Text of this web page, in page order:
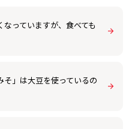
っていますが、食べても
そ」は大豆を使っているの